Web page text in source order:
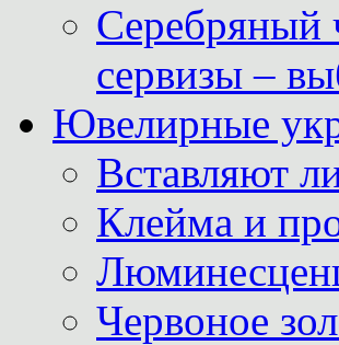
Серебряный
сервизы –
Ювелирные
Вставляют
Клейма и
Червоное